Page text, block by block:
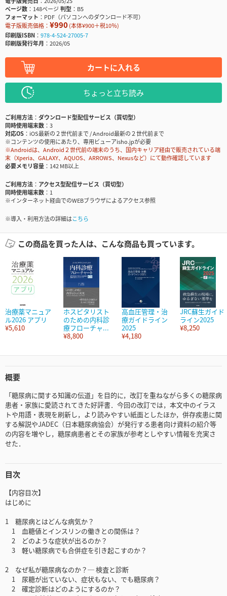
ページ数
148ページ判型
B5
フォーマット
PDF（パソコンへのダウンロード不可）
電子版販売価格： ¥990(本体¥900＋税10％)
印刷版ISBN
978-4-524-27005-7
印刷版発行年月
2026/05
カートに入れる
ちょっと立ち読み
ご利用方法
ダウンロード型配信サービス（買切型）
同時使用端末数
3
対応OS
iOS最新の２世代前まで / Android最新の２世代前まで
※コンテンツの使用にあたり、専用ビューアisho.jpが必要
※Androidは、Android２世代前の端末のうち、国内キャリア経由で販売されている端
末（Xperia、GALAXY、AQUOS、ARROWS、Nexusなど）にて動作確認しています
必要メモリ容量
142 MB以上
ご利用方法
アクセス型配信サービス（買切型）
同時使用端末数
1
※インターネット経由でのWEBブラウザによるアクセス参照
※導入・利用方法の詳細はこちら
この商品を買った人は、こんな商品も買っています。
治療薬マニュア
ル2026 アプリ
¥5,610
ホスピタリスト
のための内科診
療フローチャ...
¥8,800
高血圧管理・治
療ガイドライン
2025
¥4,180
JRC蘇生ガイド
ライン2025
¥8,250
概要
「糖尿病に関する知識の伝道」を目的に，改訂を重ねながら多くの糖尿病
患者・家族に愛読されてきた好評書．今回の改訂では，本文中のイラス
トや用語・表現を刷新し，より読みやすい紙面としたほか，併存疾患に関
する解説やJADEC（日本糖尿病協会）が発行する患者向け資料の紹介等
の内容を増やし，糖尿病患者とその家族が参考としやすい情報を充実さ
せた．
目次
【内容目次】
はじめに
1 糖尿病とはどんな病気か？
1 血糖値とインスリンの働きとの関係は？
2 どのような症状が出るのか？
3 軽い糖尿病でも合併症を引き起こすのか？
2 なぜ私が糖尿病なのか？─ 検査と診断
1 尿糖が出ていない、症状もない、でも糖尿病？
2 確定診断はどのようにするのか？